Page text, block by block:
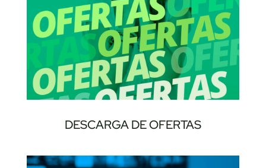
DESCARGA DE OFERTAS